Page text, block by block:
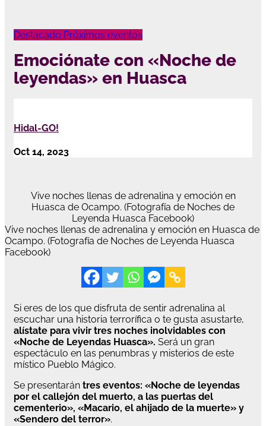
Destacado Próximos eventos
Emociónate con «Noche de
leyendas» en Huasca
Hidal-GO!
Oct 14, 2023
Vive noches llenas de adrenalina y emoción en
Huasca de Ocampo. (Fotografía de Noches de
Leyenda Huasca Facebook)
Vive noches llenas de adrenalina y emoción en Huasca de
Ocampo. (Fotografía de Noches de Leyenda Huasca
Facebook)
Si eres de los que disfruta de sentir adrenalina al
escuchar una historia terrorífica o te gusta asustarte,
alístate para vivir tres noches inolvidables con
«Noche de Leyendas Huasca». Será un gran
espectáculo en las penumbras y misterios de este
místico Pueblo Mágico.
Se presentarán tres eventos: «Noche de leyendas
por el callejón del muerto, a las puertas del
cementerio», «Macario, el ahijado de la muerte» y
«Sendero del terror».